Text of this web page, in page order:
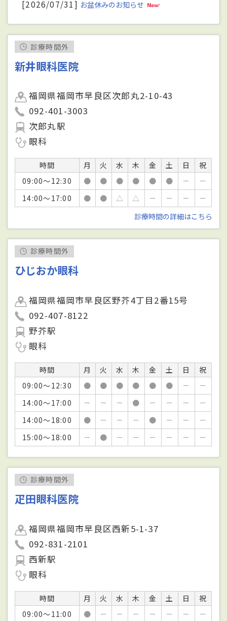
[2026/07/31] お盆休みのお知らせ
診療時間外
新井眼科医院
福岡県福岡市早良区次郎丸2-10-43
092-401-3003
次郎丸駅
眼科
時間 月 火 水 木 金 土 日
祝
09:00～12:30
● ● ● ● ● ● －
－
14:00～17:00
● ● △ △ － － －
－
診療時間の詳細はこちら
診療時間外
ひじおか眼科
福岡県福岡市早良区野芥4丁目2番15号
092-407-8122
野芥駅
眼科
時間 月 火 水 木 金 土 日
祝
09:00～12:30
● ● ● ● ● ● －
－
14:00～17:00
－ － － ● － － －
－
14:00～18:00
● － － － ● － －
－
15:00～18:00
－ ● － － － － － －
診療時間外
疋田眼科医院
福岡県福岡市早良区西新5-1-37
092-831-2101
西新駅
眼科
時間 月 火 水 木 金 土 日
祝
09:00～11:00
● － － － － － －
－